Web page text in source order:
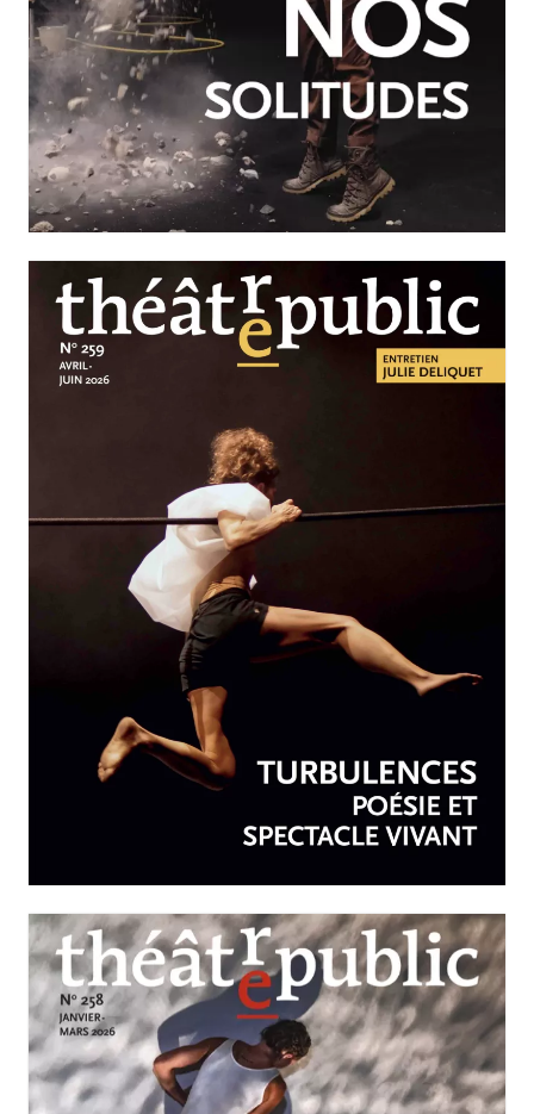
JUILLET-SEPTEMBRE 2026
N°260
Nos solitudes
AVRIL-JUIN 2026
N°259
Turbulences : poésie et
spectacle vivant